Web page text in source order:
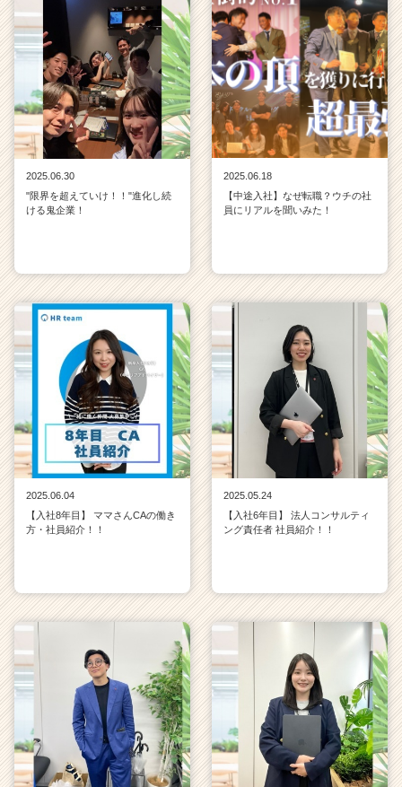
e
e
r
C
a
r
e
e
r）
2025.06.30
"限界を超えていけ！！"進化し続
ける鬼企業！
2025.06.18
【中途入社】なぜ転職？ウチの社
員にリアルを聞いみた！
2025.06.04
【入社8年目】 ママさんCAの働き
方・社員紹介！！
2025.05.24
【入社6年目】 法人コンサルティ
ング責任者 社員紹介！！